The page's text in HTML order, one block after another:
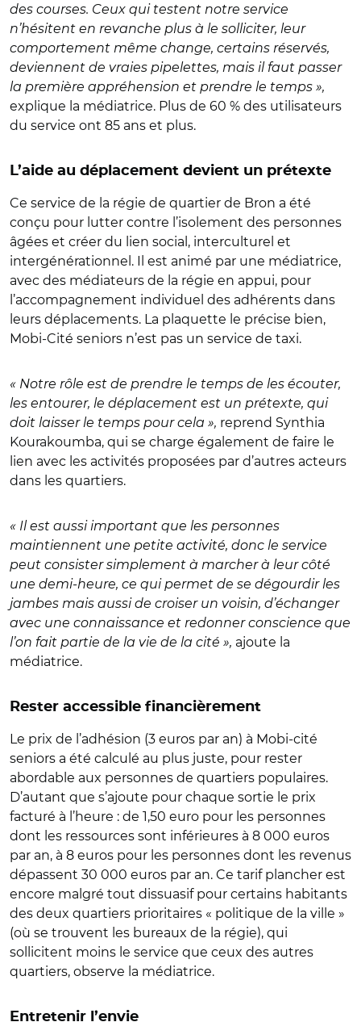
des courses. Ceux qui testent notre service
n’hésitent en revanche plus à le solliciter, leur
comportement même change, certains réservés,
deviennent de vraies pipelettes, mais il faut passer
la première appréhension et prendre le temps »,
explique la médiatrice. Plus de 60 % des utilisateurs
du service ont 85 ans et plus.
L’aide au déplacement devient un prétexte
Ce service de la régie de quartier de Bron a été
conçu pour lutter contre l’isolement des personnes
âgées et créer du lien social, interculturel et
intergénérationnel. Il est animé par une médiatrice,
avec des médiateurs de la régie en appui, pour
l’accompagnement individuel des adhérents dans
leurs déplacements. La plaquette le précise bien,
Mobi-Cité seniors n’est pas un service de taxi.
« Notre rôle est de prendre le temps de les écouter,
les entourer, le déplacement est un prétexte, qui
doit laisser le temps pour cela », reprend Synthia
Kourakoumba, qui se charge également de faire le
lien avec les activités proposées par d’autres acteurs
dans les quartiers.
« Il est aussi important que les personnes
maintiennent une petite activité, donc le service
peut consister simplement à marcher à leur côté
une demi-heure, ce qui permet de se dégourdir les
jambes mais aussi de croiser un voisin, d’échanger
avec une connaissance et redonner conscience que
l’on fait partie de la vie de la cité », ajoute la
médiatrice.
Rester accessible financièrement
Le prix de l’adhésion (3 euros par an) à Mobi-cité
seniors a été calculé au plus juste, pour rester
abordable aux personnes de quartiers populaires.
D’autant que s’ajoute pour chaque sortie le prix
facturé à l’heure : de 1,50 euro pour les personnes
dont les ressources sont inférieures à 8 000 euros
par an, à 8 euros pour les personnes dont les revenus
dépassent 30 000 euros par an. Ce tarif plancher est
encore malgré tout dissuasif pour certains habitants
des deux quartiers prioritaires « politique de la ville »
(où se trouvent les bureaux de la régie), qui
sollicitent moins le service que ceux des autres
quartiers, observe la médiatrice.
Entretenir l’envie